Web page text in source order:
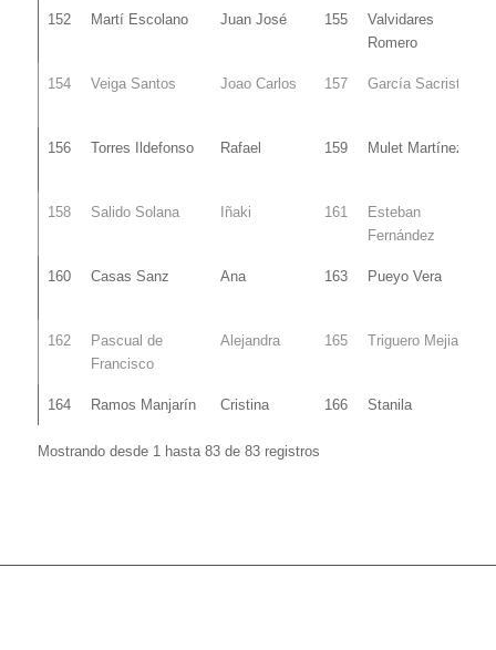
152 Martí Escolano Juan José 155
Valvidares
Romero
154 Veiga Santos Joao Carlos 157 García Sacristán
156 Torres Ildefonso Rafael 159 Mulet Martínez
158 Salido Solana Iñaki 161
Esteban
Fernández
160 Casas Sanz Ana 163 Pueyo Vera
162
Pascual de
Francisco
Alejandra 165 Triguero Mejias
164 Ramos Manjarín Cristina 166 Stanila
Mostrando desde 1 hasta 83 de 83 registros